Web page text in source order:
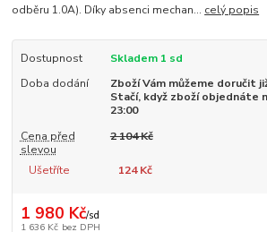
odběru 1.0A). Díky absenci mechan... celý popis
Dostupnost
Skladem 1 sd
Doba dodání
Zboží Vám můžeme doručit
Stačí, když zboží objednáte
23:00
Cena před
slevou
2 104 Kč
Ušetříte 124 Kč
1 980 Kč/sd
1 636 Kč bez DPH